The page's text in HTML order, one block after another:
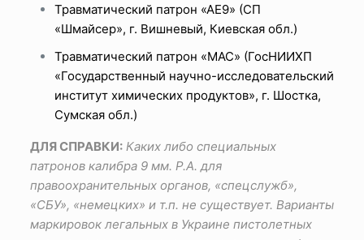
Травматический патрон «АЕ9» (СП
«Шмайсер», г. Вишневый, Киевская обл.)
Травматический патрон «МАС» (ГосНИИХП
«Государственный научно-исследовательский
институт химических продуктов», г. Шостка,
Сумская обл.)
ДЛЯ СПРАВКИ: Каких либо специальных
патронов калибра 9 мм. P.A. для
правоохранительных органов, «спецслужб»,
«СБУ», «немецких» и т.п. не существует. Варианты
маркировок легальных в Украине пистолетных